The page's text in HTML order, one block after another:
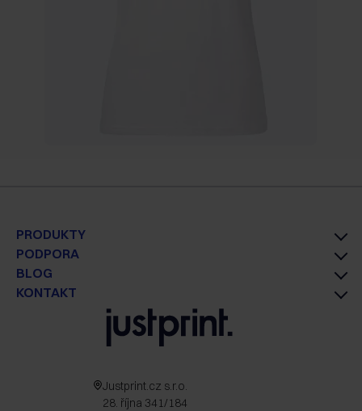
PRODUKTY
PODPORA
BLOG
KONTAKT
Justprint.cz s.r.o.
28. října 341/184